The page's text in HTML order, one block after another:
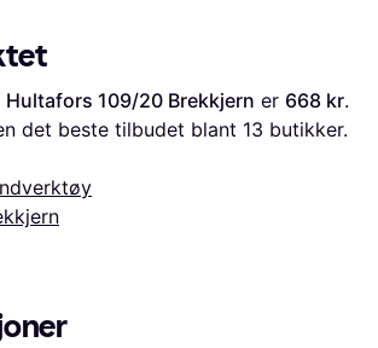
Hultafors 109/20 Brekkjern er 668 kr.
det beste tilbudet blant 13 butikker.